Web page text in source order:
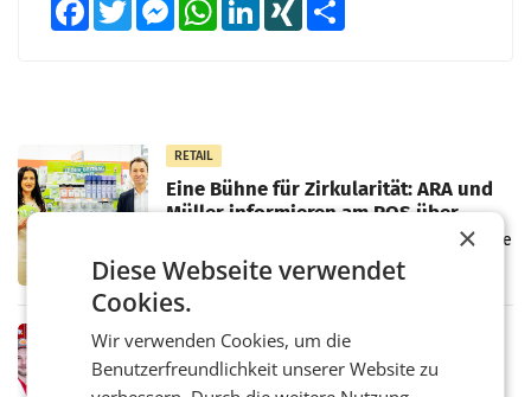
RETAIL
Eine Bühne für Zirkularität: ARA und
Müller informieren am POS über
Über den gesamten August hinweg rücken die
Altstoff Recycling Austria AG (ARA) und der
Handelskonzern Müller die Initiative
„Kreislauf-Helden“ in allen österreichischen
RETAIL
Penny modernisiert zwei Filialen in
Ober- und Niederösterreich
×
Diese Webseite verwendet
Cookies.
Wir verwenden Cookies, um die
Benutzerfreundlichkeit unserer Website zu